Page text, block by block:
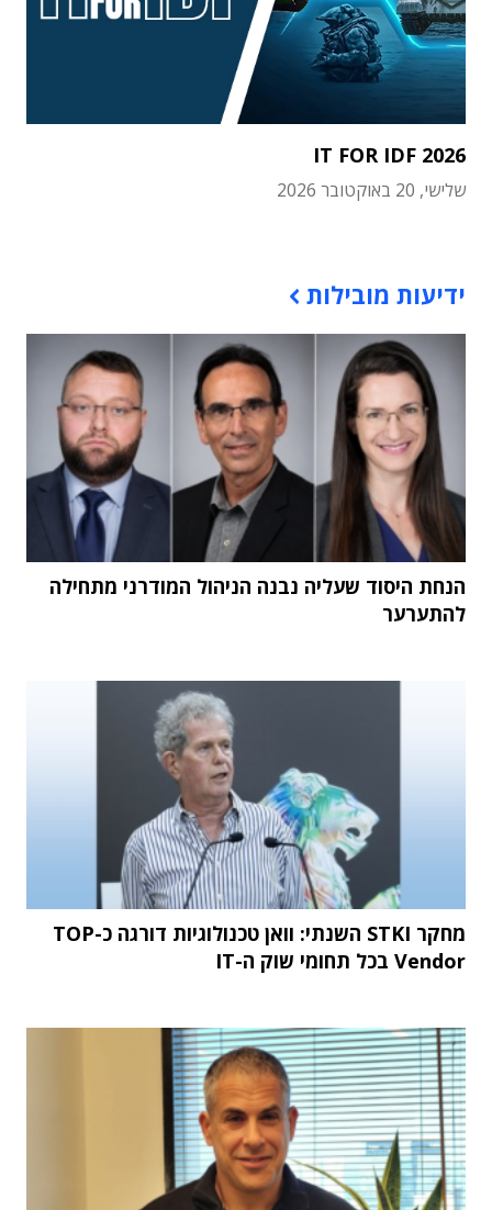
IT FOR IDF 2026
שלישי, 20 באוקטובר 2026
ידיעות מובילות
הנחת היסוד שעליה נבנה הניהול המודרני מתחילה
להתערער
מחקר STKI השנתי: וואן טכנולוגיות דורגה כ-TOP
Vendor בכל תחומי שוק ה-IT